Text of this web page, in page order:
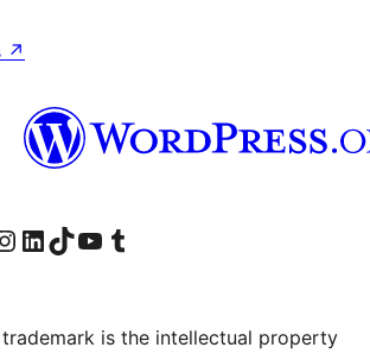
↗
അക്കൗണ്ട് സന്ദർശിക്കുക
page
our Instagram account
Visit our LinkedIn account
ഞങ്ങളുടെ ടിക് ടോക് അക്കൗണ്ട് സന്ദർശിക്കുക
Visit our YouTube channel
ഞങ്ങളുടെ ടംബ്ലർ അക്കൗണ്ട് സന്ദർശിക്കുക
trademark is the intellectual property